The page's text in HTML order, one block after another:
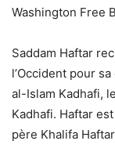
Washington Free
Saddam Haftar
l’Occident pour
al-Islam Kadhafi,
Kadhafi. Haftar
père Khalifa